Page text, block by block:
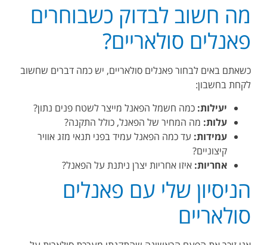
מה חשוב לבדוק כשבוחרים
פאנלים סולאריים?
כשאתם באים לבחור פאנלים סולאריים, יש כמה דברים שחשוב
לקחת בחשבון:
יעילות: כמה חשמל הפאנל מייצר לשטח פנים נתון?
עלות: מה המחיר של הפאנל, כולל התקנה?
עמידות: עד כמה הפאנל עמיד בפני תנאי מזג אוויר
קיצוניים?
אחריות: איזו אחריות יצרן ניתנת על הפאנל?
הניסיון שלי עם פאנלים
סולאריים